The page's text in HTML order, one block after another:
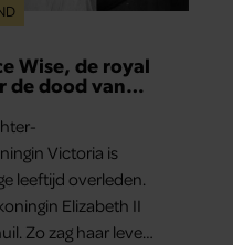
Wise, de royal
de dood van
Victoria is
leeftijd overleden.
Elizabeth II
Zo zag haar leven